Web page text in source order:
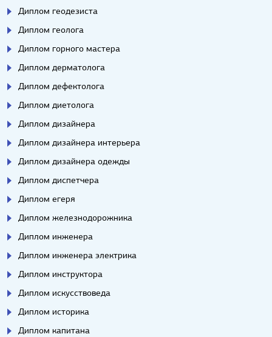
Диплом геодезиста
Диплом геолога
Диплом горного мастера
Диплом дерматолога
Диплом дефектолога
Диплом диетолога
Диплом дизайнера
Диплом дизайнера интерьера
Диплом дизайнера одежды
Диплом диспетчера
Диплом егеря
Диплом железнодорожника
Диплом инженера
Диплом инженера электрика
Диплом инструктора
Диплом искусствоведа
Диплом историка
Диплом капитана